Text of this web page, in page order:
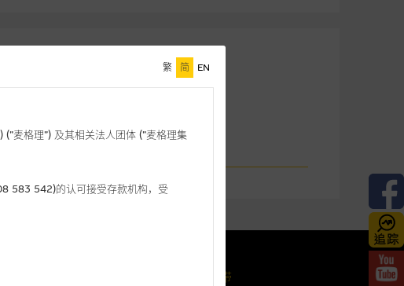
繁 简 EN
格理”) 及其相关法人团体 (”麦格理集
583 542)的认可接受存款机构，受
会员地带